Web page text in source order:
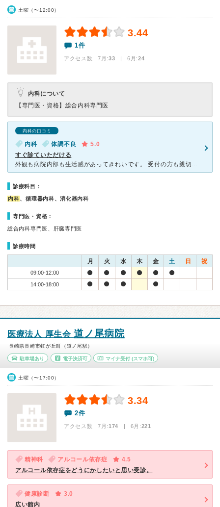
土曜（〜12:00）
3.44
1件
アクセス数 7月:33 | 6月:24
内科について
【専門医・資格】 総合内科専門医
内科の口コミ
内科 体調不良
5.0
すぐ診ていただける
外観も病院内部も生活感があってきれいです。 受付の方も親切でした。 時間的な問題なのか，他に患者さんもいらっしゃらなかったのですぐに診ていただけました。 先生の診察も余計な話はなくあっさりとはし
診療科目：
内科、循環器内科、消化器内科
専門医・資格：
総合内科専門医、肝臓専門医
診療時間
月 火 水 木 金 土 日 祝
09:00-12:00
14:00-18:00
医療法人 厚生会道ノ尾病院
長崎県長崎市虹が丘町（道ノ尾駅）
駐車場あり 電子決済可 マイナ受付 (スマホ可)
土曜（〜17:00）
3.34
2件
アクセス数 7月:174 | 6月:221
精神科 アルコール依存症
4.5
アルコール依存症をどうにかしたいと思い受診。
健康診断
3.0
広い館内